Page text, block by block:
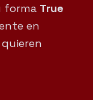
forma True
en